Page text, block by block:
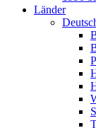
Länder